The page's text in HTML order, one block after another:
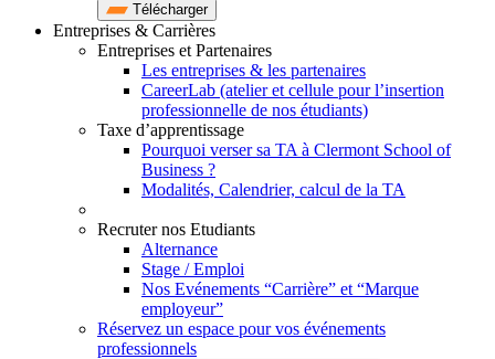
Télécharger
Entreprises & Carrières
Entreprises et Partenaires
Les entreprises & les partenaires
CareerLab (atelier et cellule pour l’insertion
professionnelle de nos étudiants)
Taxe d’apprentissage
Pourquoi verser sa TA à Clermont School of
Business ?
Modalités, Calendrier, calcul de la TA
Recruter nos Etudiants
Alternance
Stage / Emploi
Nos Evénements “Carrière” et “Marque
employeur”
Réservez un espace pour vos événements
professionnels